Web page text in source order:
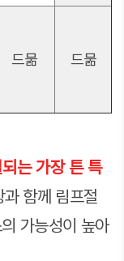
드묾 드묾
는 가장 튼 특
함께 림프절
가능성이 높아